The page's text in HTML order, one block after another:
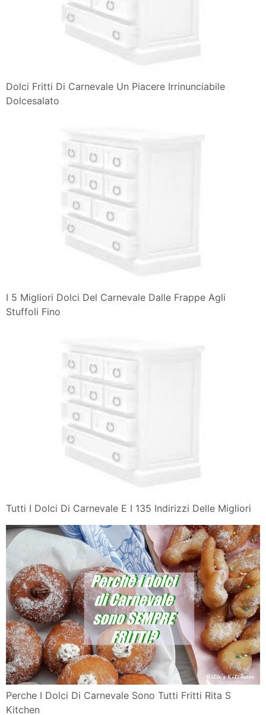
Dolci Fritti Di Carnevale Un Piacere Irrinunciabile
Dolcesalato
I 5 Migliori Dolci Del Carnevale Dalle Frappe Agli
Stuffoli Fino
Tutti I Dolci Di Carnevale E I 135 Indirizzi Delle Migliori
Perche I Dolci Di Carnevale Sono Tutti Fritti Rita S
Kitchen